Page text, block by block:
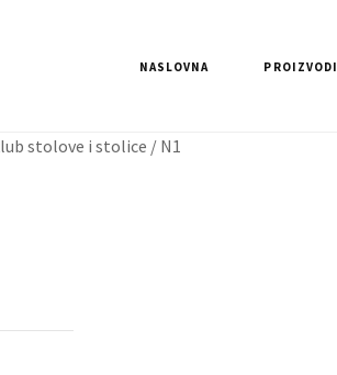
NASLOVNA PROIZVODI
stolove i stolice / N1